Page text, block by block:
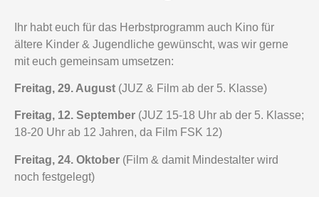
Ihr habt euch für das Herbstprogramm auch Kino für
ältere Kinder & Jugendliche gewünscht, was wir gerne
mit euch gemeinsam umsetzen:
Freitag, 29. August (JUZ & Film ab der 5. Klasse)
Freitag, 12. September (JUZ 15-18 Uhr ab der 5. Klasse;
18-20 Uhr ab 12 Jahren, da Film FSK 12)
Freitag, 24. Oktober (Film & damit Mindestalter wird
noch festgelegt)